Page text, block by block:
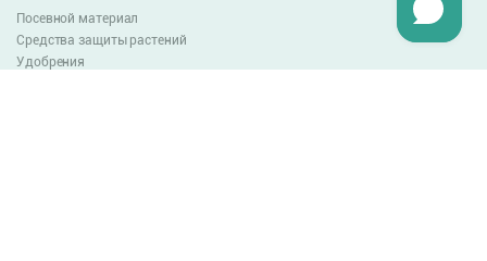
Посевной материал
Средства защиты растений
Удобрения